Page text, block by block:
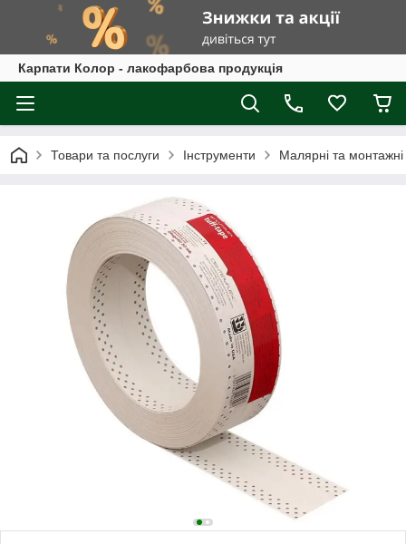
Карпати Колор - лакофарбова продукція
Товари та послуги Інструменти Малярні та монтажні